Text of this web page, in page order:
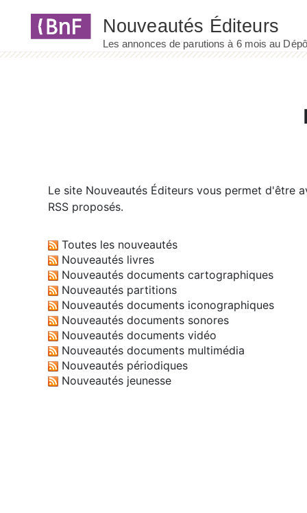
Le site Nouveautés Éditeurs vous permet d'être
RSS proposés.
Toutes les nouveautés
Nouveautés livres
Nouveautés documents cartographiques
Nouveautés partitions
Nouveautés documents iconographiques
Nouveautés documents sonores
Nouveautés documents vidéo
Nouveautés documents multimédia
Nouveautés périodiques
Nouveautés jeunesse